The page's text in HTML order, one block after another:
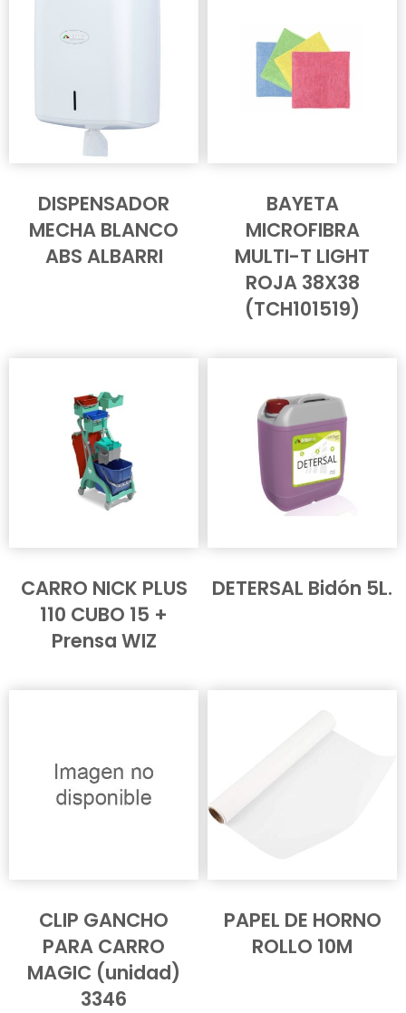
DISPENSADOR
MECHA BLANCO
ABS ALBARRI
BAYETA
MICROFIBRA
MULTI-T LIGHT
ROJA 38X38
(TCH101519)
CARRO NICK PLUS
110 CUBO 15 +
Prensa WIZ
DETERSAL Bidón 5L.
CLIP GANCHO
PARA CARRO
MAGIC (unidad)
3346
PAPEL DE HORNO
ROLLO 10M